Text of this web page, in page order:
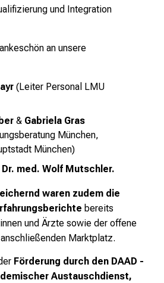
und Integration
an unsere
(Leiter Personal LMU
& Gabriela Gras
München,
München)
med. Wolf Mutschler.
waren zudem die
bereits
und Ärzte sowie der offene
Marktplatz.
Förderung durch den DAAD -
Austauschdienst,